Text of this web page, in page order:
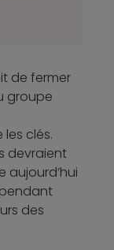
de fermer
groupe
clés.
devraient
aujourd’hui
des